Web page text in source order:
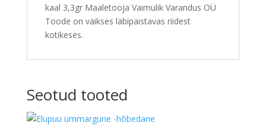
kaal 3,3gr Maaletooja Vaimulik Varandus OÜ
Toode on väikses läbipaistavas riidest
kotikeses.
Seotud tooted